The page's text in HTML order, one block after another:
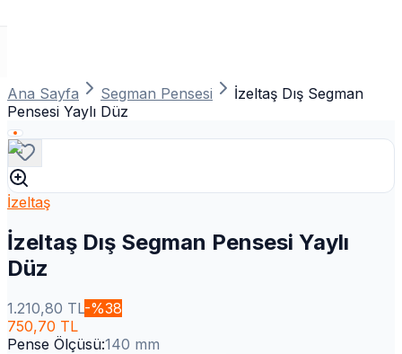
Ana Sayfa Segman Pensesi
İzeltaş Dış Segman
Pensesi Yaylı Düz
İzeltaş
İzeltaş Dış Segman Pensesi Yaylı
Düz
1.210,80 TL-%38
750,70 TL
Pense Ölçüsü:140 mm